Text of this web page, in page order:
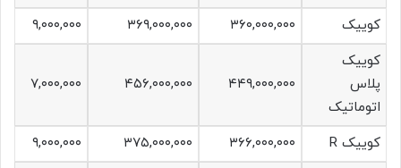
کوییک
۳۶۰,۰۰۰,۰۰۰ ۳۶۹,۰۰۰,۰۰۰
۹,۰۰۰,۰۰۰
کوییک
پلاس
اتوماتیک
۴۴۹,۰۰۰,۰۰۰ ۴۵۶,۰۰۰,۰۰۰ ۷,۰۰۰,۰۰۰
کوییک R ۳۶۶,۰۰۰,۰۰۰ ۳۷۵,۰۰۰,۰۰۰
۹,۰۰۰,۰۰۰